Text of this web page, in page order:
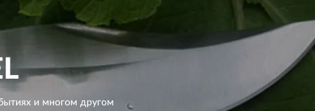
и многом другом